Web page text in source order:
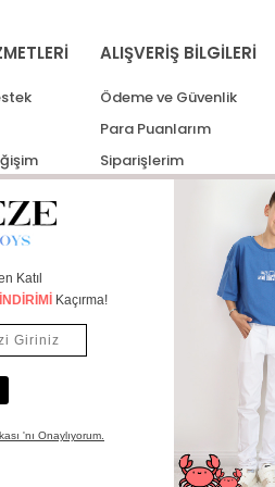
ALIŞVERİŞ BİLGİLERİ
Ödeme ve Güvenlik
Para Puanlarım
Siparişlerim